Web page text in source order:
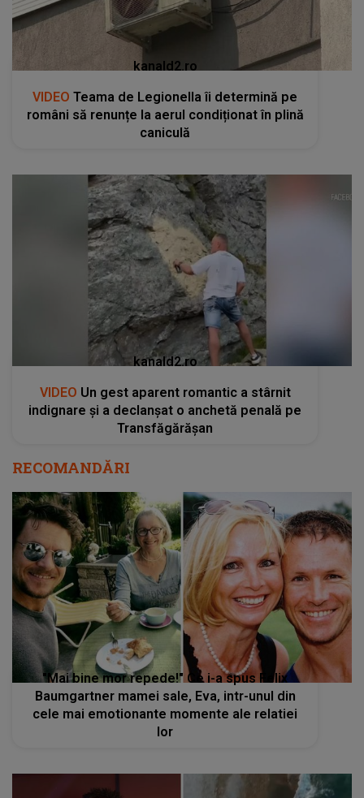
kanald2.ro
VIDEO Teama de Legionella îi determină pe
români să renunțe la aerul condiționat în plină
caniculă
kanald2.ro
VIDEO Un gest aparent romantic a stârnit
indignare și a declanșat o anchetă penală pe
Transfăgărășan
RECOMANDĂRI
"Mai bine mor repede!" Ce i-a spus Felix
Baumgartner mamei sale, Eva, intr-unul din
cele mai emotionante momente ale relatiei
lor